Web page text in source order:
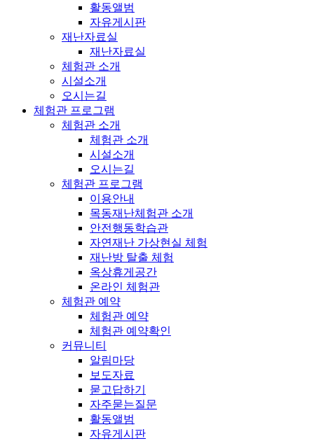
활동앨범
자유게시판
재난자료실
재난자료실
체험관 소개
시설소개
오시는길
체험관 프로그램
체험관 소개
체험관 소개
시설소개
오시는길
체험관 프로그램
이용안내
목동재난체험관 소개
안전행동학습관
자연재난 가상현실 체험
재난방 탈출 체험
옥상휴게공간
온라인 체험관
체험관 예약
체험관 예약
체험관 예약확인
커뮤니티
알림마당
보도자료
묻고답하기
자주묻는질문
활동앨범
자유게시판